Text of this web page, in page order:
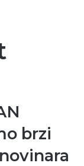
brzi